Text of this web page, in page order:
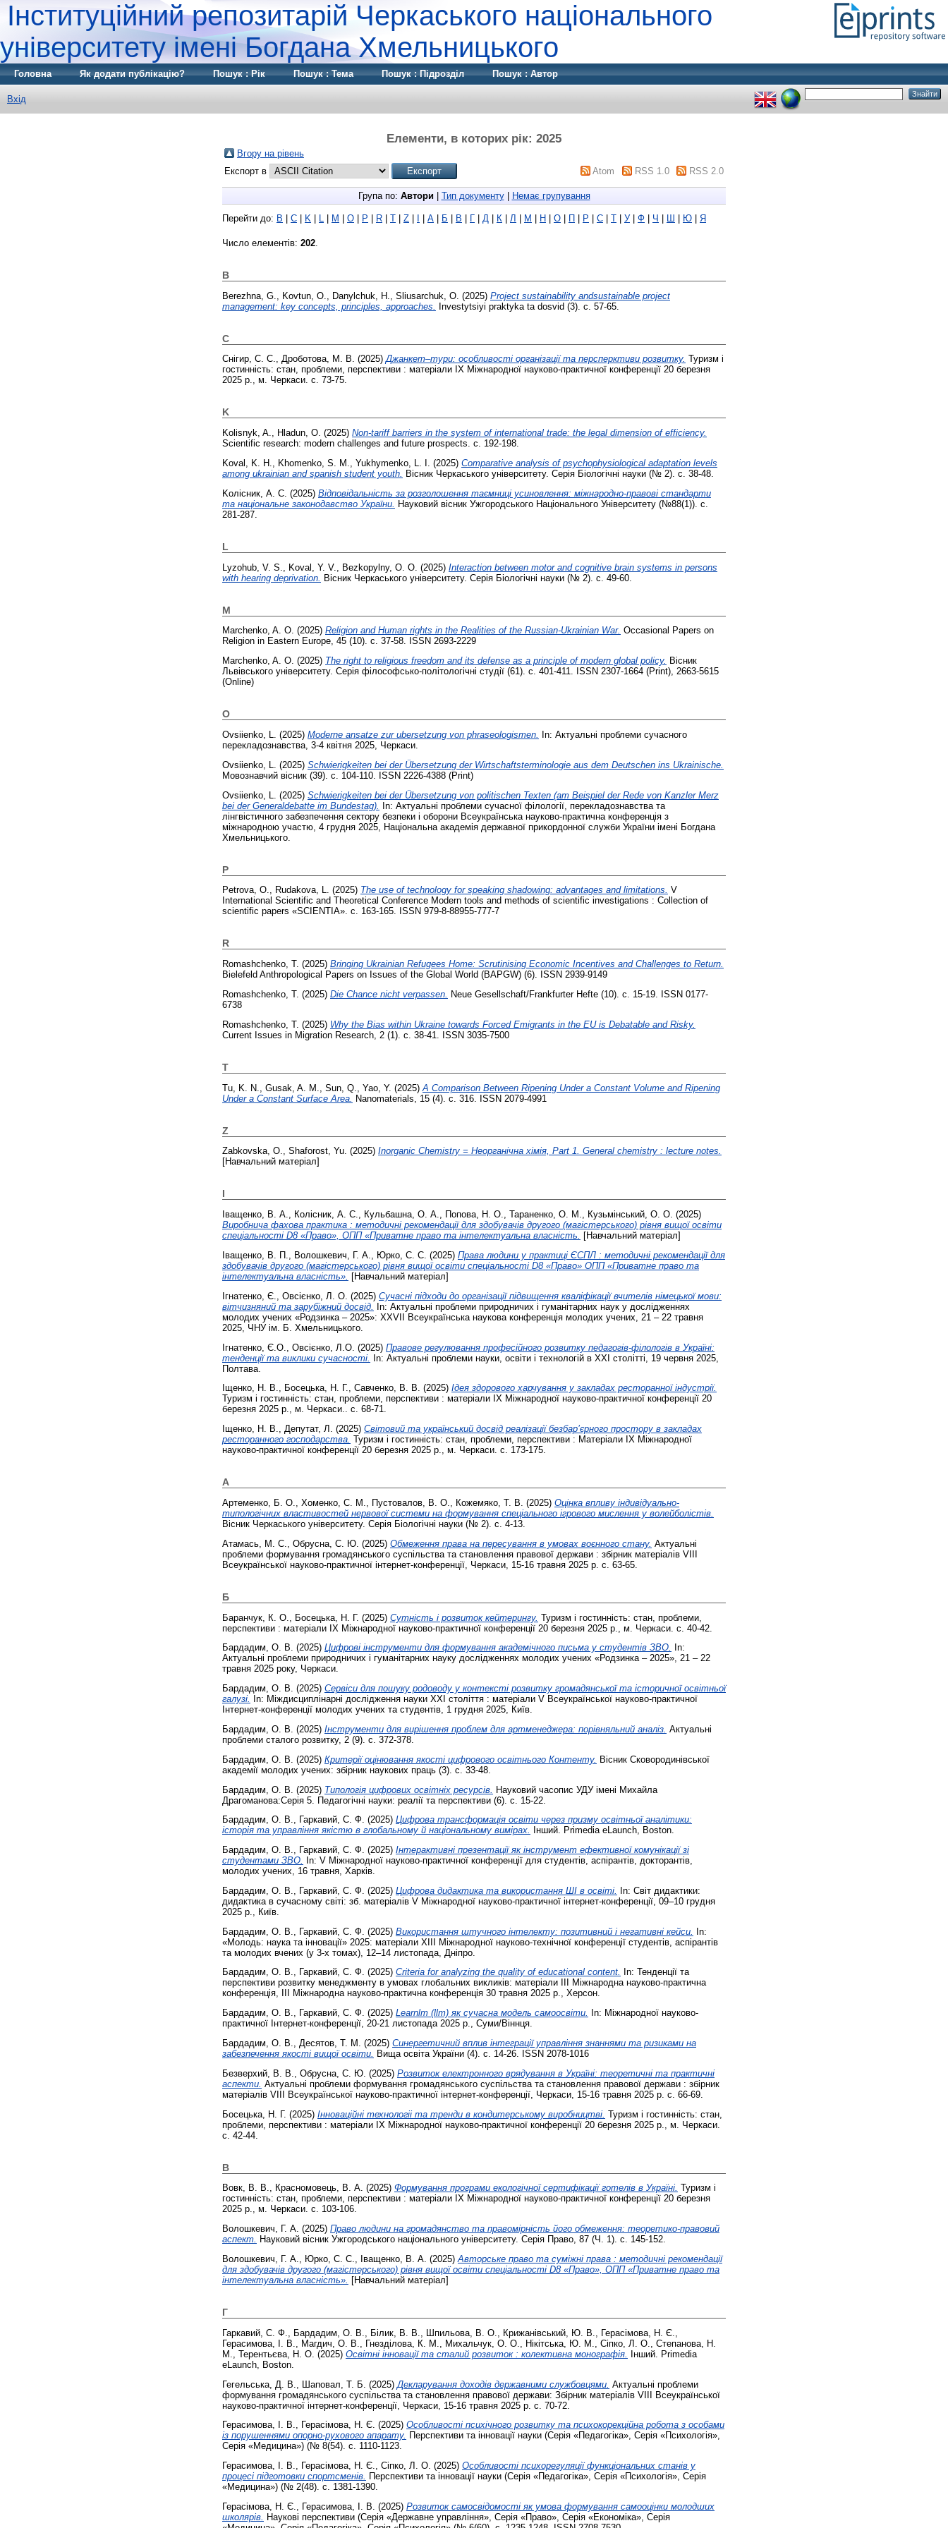
Інституційний репозитарій Черкаського національного
університету імені Богдана Хмельницького
Головна Як додати публікацію? Пошук : Рік Пошук : Тема Пошук : Підрозділ Пошук : Автор
Вхід
Елементи, в которих рік: 2025
Вгору на рівень
Експорт в
Atom RSS 1.0 RSS 2.0
Група по: Автори| Тип документу| Немає групування
Перейти до: B C K M O P R T Z А Б В Г Д К Л М Н О П Р С Т У| Ф Ч Ю Я
Число елементів: 202
B
Berezhna, G. Kovtun, O. Danylchuk, H. Sliusarchuk, O. (2025) Project sustainability andsustainable project
management: key concepts, principles, approaches.
Investytsiyi praktyka ta dosvid (3). с. 57-65.
C
Cнігир, С. С., Дроботова, М. В. (2025)Джанкет–тури: особливості організації та персперктиви розвитку. Туризм і
гостинність: стан, проблеми, перспективи : матеріали ІХ Міжнародної науково-практичної конференції 20 березня
2025 р., м. Черкаси. с. 73-75.
K
Kolisnyk, A., Hladun, O. (2025) Non-tariff barriers in the system of international trade: the legal dimension of efficiency.
Scientific research: modern challenges and future prospects. с. 192-198.
Koval, K. H.
Khomenko, S. M. Yukhymenko, L. I. (2025) Comparative analysis of psychophysiological adaptation levels
among ukrainian and spanish student youth.
Вісник Черкаського університету. Серія Біологічні науки (№ 2). с. 38-48.
Koлісник, A. С. (2025) Відповідальність за розголошення таємниці усиновлення: міжнародно-правові стандарти
та національне законодавство України.
Науковий вісник Ужгородського Національного Університету (№88(1)). с.
281-287.
L
Lyzohub, V. S. Koval, Y. V. Bezkopylny, O. O. (2025) Interaction between motor and cognitive brain systems in persons
with hearing deprivation. Вісник Черкаського університету. Серія Біологічні науки (№ 2). с. 49-60.
M
Marchenko, A. O. (2025) Religion and Human rights in the Realities of the Russian-Ukrainian War. Occasional Papers on
Religion in Eastern Europe, 45 (10). с. 37-58. ISSN 2693-2229
Marchenko, A. O. (2025) The right to religious freedom and its defense as a principle of modern global policy. Вісник
Львівського університету. Серія філософсько-політологічні студії (61). с. 401-411. ISSN 2307-1664 (Print), 2663-5615
(Online)
O
Ovsiienko, L. (2025) Moderne ansatze zur ubersetzung von phraseologismen.
In: Актуальні проблеми сучасного
перекладознавства, 3-4 квітня 2025, Черкаси.
Ovsiienko, L.
(2025) Schwierigkeiten bei der Übersetzung der Wirtschaftsterminologie aus dem Deutschen ins Ukrainische.
Мовознавчий вісник (39). с. 104-110. ISSN 2226-4388 (Print)
Ovsiienko, L.
(2025) Schwierigkeiten bei der Übersetzung von politischen Texten (am Beispiel der Rede von Kanzler Merz
bei der Generaldebatte im Bundestag). In: Актуальні проблеми сучасної філології, перекладознавства та
лінгвістичного забезпечення сектору безпеки і оборони Всеукраїнська науково-практична конференція з
міжнародною участю, 4 грудня 2025, Національна академія державної прикордонної служби України імені Богдана
Хмельницького.
P
Petrova, O., Rudakova, L. (2025) The use of technology for speaking shadowing: advantages and limitations. V
International Scientific and Theoretical Conference Modern tools and methods of scientific investigations : Collection of
scientific papers «SCIENTIA». с. 163-165. ISSN 979-8-88955-777-7
R
Romashchenko, T. (2025) Bringing Ukrainian Refugees Home: Scrutinising Economic Incentives and Challenges to Return.
Bielefeld Anthropological Papers on Issues of the Global World (BAPGW) (6). ISSN 2939-9149
Romashchenko, T. (2025) Die Chance nicht verpassen.
Neue Gesellschaft/Frankfurter Hefte (10). с. 15-19. ISSN 0177-
6738
Romashchenko, T. (2025) Why the Bias within Ukraine towards Forced Emigrants in the EU is Debatable and Risky.
Current Issues in Migration Research, 2 (1). с. 38-41. ISSN 3035-7500
T
Tu, K. N. Gusak, A. M. Sun, Q. Yao, Y. (2025) A Comparison Between Ripening Under a Constant Volume and Ripening
Under a Constant Surface Area. Nanomaterials, 15 (4). с. 316. ISSN 2079-4991
Z
Zabkovska, O., Shaforost, Yu. (2025) Inorganic Chemistry = Неорганічна хімія, Part 1. General chemistry : lecture notes.
[Навчальний матеріал]
І
Іващенко, В. А., Колісник, А. С., Кульбашна, О. А., Попова, Н. О., Тараненко, О. М., Кузьмінський, О. О. (2025)
Виробнича фахова практика : методичні рекомендації для здобувачів другого (магістерського) рівня вищої освіти
спеціальності D8 «Право», ОПП «Приватне право та інтелектуальна власність. [Навчальний матеріал]
Іващенко, В. П.
Волошкевич, Г. А. Юрко, С. С. (2025) Права людини у практиці ЄСПЛ : методичні рекомендації для
здобувачів другого (магістерського) рівня вищої освіти спеціальності D8 «Право» ОПП «Приватне право та
інтелектуальна власність».
[Навчальний матеріал]
Ігнатенко, Є.
Овсієнко, Л. О. (2025) Сучасні підходи до організації підвищення кваліфікації вчителів німецької мови:
вітчизняний та зарубіжний досвід. In: Актуальні проблеми природничих і гуманітарних наук у дослідженнях
молодих учених «Родзинка – 2025»: XXVІІ Всеукраїнська наукова конференція молодих учених, 21 ‒ 22 травня
2025, ЧНУ ім. Б. Хмельницького.
Ігнатенко, Є.О.
Овсієнко, Л.О. (2025) Правове регулювання професійного розвитку педагогів-філологів в Україні:
тенденції та виклики сучасності. In: Актуальні проблеми науки, освіти і технологій в XXI столітті, 19 червня 2025,
Полтава.
Іщенко, Н. В., Босецька, Н. Г., Савченко, В. В. (2025) Ідея здорового харчування у закладах ресторанної індустрії.
Туризм і гостинність: стан, проблеми, перспективи : матеріали ІХ Міжнародної науково-практичної конференції 20
березня 2025 р., м. Черкаси.. с. 68-71.
Іщенко, Н. В., Депутат, Л. (2025) Світовий та український досвід реалізації безбар’єрного простору в закладах
ресторанного господарства. Туризм і гостинність: стан, проблеми, перспективи : Матеріали ІХ Міжнародної
науково-практичної конференції 20 березня 2025 р., м. Черкаси. с. 173-175.
А
Артеменко, Б. О. Хоменко, С. М. Пустовалов, В. О. Кожемяко, Т. В. (2025) Оцінка впливу індивідуально-
типологічних властивостей нервової системи на формування спеціального ігрового мислення у волейболістів.
Вісник Черкаського університету. Серія Біологічні науки (№ 2). с. 4-13.
Атамась, М. С.
Обрусна, С. Ю. (2025) Обмеження права на пересування в умовах воєнного стану. Актуальні
проблеми формування громадянського суспільства та становлення правової держави : збірник матеріалів VІІI
Всеукраїнської науково-практичної інтернет-конференції, Черкаси, 15-16 травня 2025 р. с. 63-65.
Б
Баранчук, К. О. Босецька, Н. Г. (2025) Сутність і розвиток кейтерингу. Туризм і гостинність: стан, проблеми,
перспективи : матеріали ІХ Міжнародної науково-практичної конференції 20 березня 2025 р., м. Черкаси. с. 40-42.
Бардадим, О. В. (2025) Цифрові інструменти для формування академічного письма у студентів ЗВО.
In:
Актуальні проблеми природничих і гуманітарних науку дослідженнях молодих учених «Родзинка – 2025», 21 ‒ 22
травня 2025 року, Черкаси.
Бардадим, О. В. (2025) Сервіси для пошуку родоводу у контексті розвитку громадянської та історичної освітньої
галузі.
In: Міждисциплінарні дослідження науки ХХІ століття : матеріали V Всеукраїнської науково-практичної
Інтернет-конференції молодих учених та студентів, 1 грудня 2025, Київ.
Бардадим, О. В. (2025) Інструменти для вирішення проблем для артменеджера: порівняльний аналіз. Актуальні
проблеми сталого розвитку, 2 (9). с. 372-378.
Бардадим, О. В. (2025) Критерії оцінювання якості цифрового освітнього Контенту. Вісник Сковородинівської
академії молодих учених: збірник наукових праць (3). с. 33-48.
Бардадим, О. В. (2025) Типологія цифрових освітніх ресурсів. Науковий часопис УДУ імені Михайла
Драгоманова:Серія 5. Педагогічні науки: реалії та перспективи (6). с. 15-22.
Бардадим, О. В., Гаркавий, С. Ф. (2025) Цифрова трансформація освіти через призму освітньої аналітики:
історія та управління якістю в глобальному й національному вимірах.
Інший. Primedia eLaunch, Boston.
Бардадим, О. В., Гаркавий, С. Ф. (2025) Інтерактивні презентації як інструмент ефективної комунікації зі
студентами ЗВО.
In: V Міжнародної науково-практичної конференції для студентів, аспірантів, докторантів,
молодих учених, 16 травня, Харків.
Бардадим, О. В.
Гаркавий, С. Ф. (2025) Цифрова дидактика та використання ШІ в освіті.
In: Світ дидактики:
дидактика в сучасному світі: зб. матеріалів V Міжнародної науково-практичної інтернет-конференції, 09–10 грудня
2025 р., Київ.
Бардадим, О. В.
Гаркавий, С. Ф. (2025) Використання штучного інтелекту: позитивний і негативні кейси. In:
«Молодь: наука та інновації» 2025: матеріали XIІІ Міжнародної науково-технічної конференції студентів, аспірантів
та молодих вчених (у 3-х томах), 12–14 листопада, Дніпро.
Бардадим, О. В., Гаркавий, С. Ф. (2025) Criteria for analyzing the quality of educational content.
In: Тенденції та
перспективи розвитку менеджменту в умовах глобальних викликів: матеріали ІІІ Міжнародна науково-практична
конференція, ІІІ Міжнародна науково-практична конференція 30 травня 2025 р., Херсон.
Бардадим, О. В., Гаркавий, С. Ф. (2025) Learnlm (llm) як сучасна модель самоосвіти.
In: Міжнародної науково-
практичної Інтернет-конференції, 20-21 листопада 2025 р., Суми/Віннця.
Бардадим, О. В., Десятов, Т. М. (2025) Синергетичний вплив інтеграції управління знаннями та ризиками на
забезпечення якості вищої освіти. Вища освіта України (4). с. 14-26. ISSN 2078-1016
Безверхий, В. В.
Обрусна, С. Ю. (2025) Розвиток електронного врядування в Україні: теоретичні та практичні
аспекти. Актуальні проблеми формування громадянського суспільства та становлення правової держави : збірник
матеріалів VІІI Всеукраїнської науково-практичної інтернет-конференції, Черкаси, 15-16 травня 2025 р. с. 66-69.
Босецька, Н. Г. (2025) Інноваційні технологіі та тренди в кондитерському виробництві. Туризм і гостинність: стан,
проблеми, перспективи : матеріали ІХ Міжнародної науково-практичної конференції 20 березня 2025 р., м. Черкаси.
с. 42-44.
В
Вовк, В. В., Красномовець, В. А. (2025) Формування програми екологічної сертифікації готелів в Україні. Туризм і
гостинність: стан, проблеми, перспективи : матеріали ІХ Міжнародної науково-практичної конференції 20 березня
2025 р., м. Черкаси. с. 103-106.
Волошкевич, Г. А. (2025) Право людини на громадянство та правомірність його обмеження: теоретико-правовий
аспект. Науковий вісник Ужгородського національного університету. Серія Право, 87 (Ч. 1). с. 145-152.
Волошкевич, Г. А., Юрко, С. С., Іващенко, В. А. (2025)Авторське право та суміжні права : методичні рекомендації
для здобувачів другого (магістерського) рівня вищої освіти спеціальності D8 «Право», ОПП «Приватне право та
інтелектуальна власність». [Навчальний матеріал]
Г
Гаркавий, С. Ф. Бардадим, О. В. Білик, В. В. Шпильова, В. О. Крижанівський, Ю. В. Герасімова, Н. Є.
Герасимова, І. В.
Магдич, О. В. Гнезділова, К. М. Михальчук, О. О. Нікітська, Ю. М. Сіпко, Л. О.
Степанова, Н.
М.
Терентьєва, Н. О. (2025) Освітні інновації та сталий розвиток : колективна монографія.
Інший. Primedia
eLaunch, Boston.
Гегельська, Д. В.
Шаповал, Т. Б. (2025) Декларування доходів державними службовцями. Актуальні проблеми
формування громадянського суспільства та становлення правової держави: Збірник матеріалів VІІI Всеукраїнської
науково-практичної інтернет-конференції, Черкаси, 15-16 травня 2025 р. с. 70-72.
Герасимова, І. В., Герасімова, Н. Є. (2025) Особливості психічного розвитку та психокорекційна робота з особами
із порушеннями опорно-рухового апарату. Перспективи та інновації науки (Серія «Педагогіка», Серія «Психологія»,
Серія «Медицина») (№ 8(54). с. 1110-1123.
Герасимова, І. В., Герасімова, Н. Є., Сіпко, Л. О. (2025) Особливості психорегуляції функціональних станів у
процесі підготовки спортсменів. Перспективи та інновації науки (Серія «Педагогіка», Серія «Психологія», Серія
«Медицина») (№ 2(48). с. 1381-1390.
Герасімова, Н. Є., Герасимова, І. В. (2025) Розвиток самосвідомості як умова формування самооцінки молодших
школярів. Наукові перспективи (Серія «Державне управління», Серія «Право», Серія «Економіка», Серія